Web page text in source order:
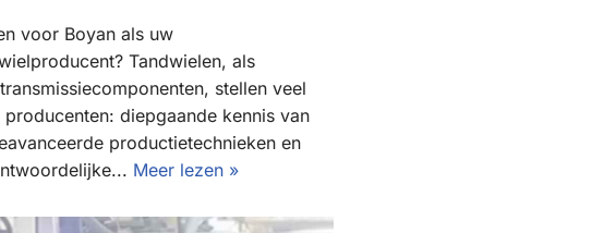
voor Boyan als uw
Tandwielen, als
stellen veel
producenten: diepgaande kennis van
productietechnieken en
Meer lezen »